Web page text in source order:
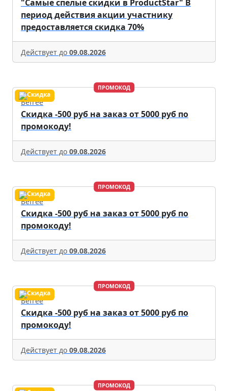
"Самые спелые скидки в ProductStar" В
период действия акции участнику
предоставляется скидка 70%
Действует до 09.08.2026
ПРОМОКОД
Befree
Скидка -500 руб на заказ от 5000 руб по
промокоду!
Действует до 09.08.2026
ПРОМОКОД
Befree
Скидка -500 руб на заказ от 5000 руб по
промокоду!
Действует до 09.08.2026
ПРОМОКОД
Befree
Скидка -500 руб на заказ от 5000 руб по
промокоду!
Действует до 09.08.2026
ПРОМОКОД